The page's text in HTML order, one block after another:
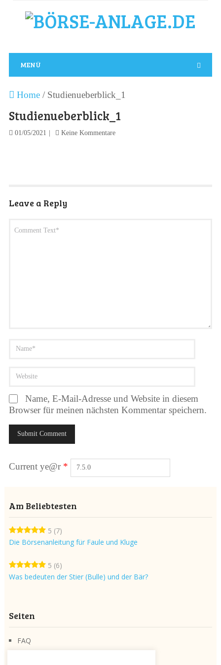
MENÜ
Home/ Studienueberblick_1
Studienueberblick_1
01/05/2021 Keine Kommentare
Leave a Reply
Name, E-Mail-Adresse und Website in diesem
Browser für meinen nächsten Kommentar speichern.
Current ye@r *
Am Beliebtesten
5 (7)
Die Börsenanleitung für Faule und Kluge
5 (6)
Was bedeuten der Stier (Bulle) und der Bär?
Seiten
FAQ